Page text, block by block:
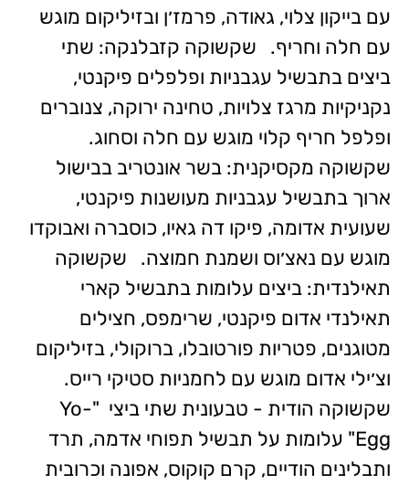
עם בייקון צלוי, גאודה, פרמז׳ן ובזיליקום מוגש
עם חלה וחריף.
שקשוקה קזבלנקה: שתי
ביצים בתבשיל עגבניות ופלפלים פיקנטי,
נקניקיות מרגז צלויות, טחינה ירוקה, צנוברים
ופלפל חריף קלוי מוגש עם חלה וסחוג.
שקשוקה מקסיקנית: בשר אונטריב בבישול
ארוך בתבשיל עגבניות מעושנות פיקנטי,
שעועית אדומה, פיקו דה גאיו, כוסברה ואבוקדו
מוגש עם נאצ׳וס ושמנת חמוצה. שקשוקה
תאילנדית: ביצים עלומות בתבשיל קארי
תאילנדי אדום פיקנטי, שרימפס, חצילים
מטוגנים, פטריות פורטובלו, ברוקולי, בזיליקום
וצ׳ילי אדום מוגש עם לחמניות סטיקי רייס.
שקשוקה הודית - טבעונית שתי ביצי "Yo-
Egg" עלומות על תבשיל תפוחי אדמה, תרד
ותבלינים הודיים, קרם קוקוס, אפונה וכרובית